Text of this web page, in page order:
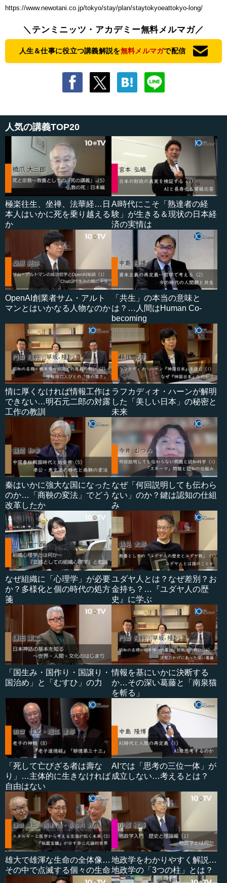
https://www.newotani.co.jp/tokyo/stay/plan/staytokyoeattokyo-long/
＼テンミニッツ・アカデミー無料メルマガ／
人生＆仕事に役立つ講義解説を無料メルマガで配信
人気の講義TOP20
極楽往生、坐禅、法華経…日
本人はいかに死を乗り越える
か
AI時代にこそ「熟達者の経
験」が生きる＆現状の日本経
済の実情は
OpenAI創業者サム・アルト
マンとはいかなる人物なのか
「共生」の本当の意味と
は？…人間はHuman Co-
becoming
情に厚くなければ情報工作は
できない…明石元二郎の対露
工作の教訓
ラフカディオ・ハーンが解明
した「美しい日本」の秘密と
未来
秦はいかに強大な国になった
のか…「商鞅の変法」でどう
改革したか
なぜ「何回説明しても伝わら
ない」のか？鍵は認知の仕組
み
なぜ組織に「心理学」が必要
か？多様化と個の時代の処方
箋
ユダヤ人とは？なぜ差別？お
金持ち？…『ユダヤ人の歴
史』に学ぶ
「国生み・国作り・国譲り・
国治め」と「むすひ」の力
情報を基にいかに決断する
か…その深い葛藤と「南泉猫
を斬る」
「死して亡びざる者は壽な
り」…主体的に生きなければ
自由はない
AIでは「思考の三位一体」が
成立しない…考えるとは？
雄大で雄渾な生命の全体像…
その中で点滅する個々の生命
地政学をわかりやすく解説…
地政学の「3つの柱」とは？